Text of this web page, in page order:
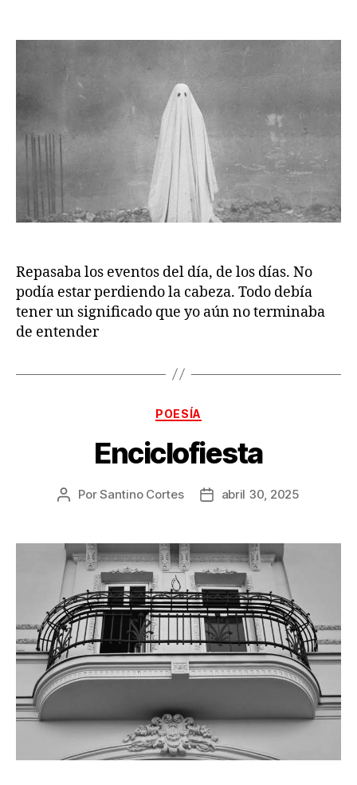
publicación
publicación
Repasaba los eventos del día, de los días. No
podía estar perdiendo la cabeza. Todo debía
tener un significado que yo aún no terminaba
de entender
Categorías
POESÍA
Enciclofiesta
Autor
publicación
PorSantino Cortes
Fecha
publicación
abril 30, 2025